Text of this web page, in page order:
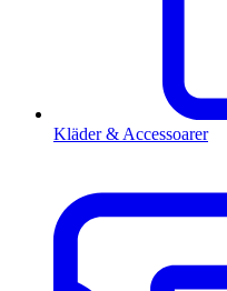
Kläder & Accessoarer